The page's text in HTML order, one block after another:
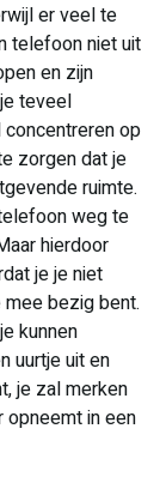
er veel te
telefoon niet uit
en zijn
teveel
op
zorgen dat je
ruimte.
weg te
hierdoor
je je niet
bezig bent.
kunnen
uurtje uit en
je zal merken
in een